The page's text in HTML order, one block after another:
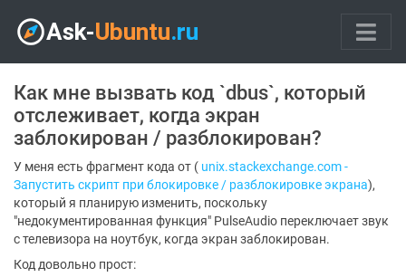
Как мне вызвать код `dbus`, который
отслеживает, когда экран
заблокирован / разблокирован?
У меня есть фрагмент кода от ( unix.stackexchange.com -
Запустить скрипт при блокировке / разблокировке экрана),
который я планирую изменить, поскольку
"недокументированная функция" PulseAudio переключает звук
с телевизора на ноутбук, когда экран заблокирован.
Код довольно прост: